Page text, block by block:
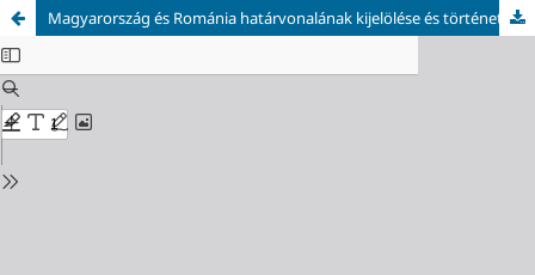
Magyarország és Románia határvonalának kijelölése és története, különös tekintettel a Csukás–Bucsecs szakaszra